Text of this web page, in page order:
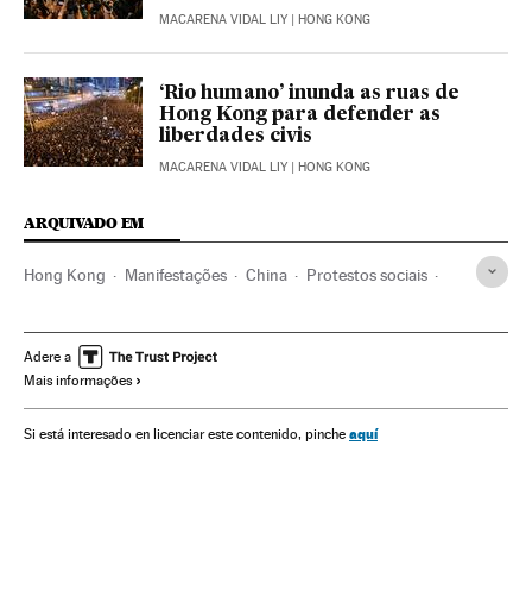
MACARENA VIDAL LIY | HONG KONG
‘Rio humano’ inunda as ruas de
Hong Kong para defender as
liberdades civis
MACARENA VIDAL LIY | HONG KONG
ARQUIVADO EM
Hong Kong Manifestações China Protestos sociais
Sociedade
Adere a
Mais informações
Si está interesado en licenciar este contenido, pinche aquí